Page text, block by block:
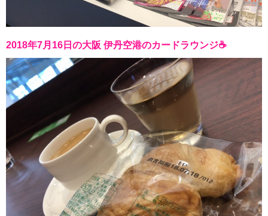
2018年7月16日の大阪 伊丹空港のカードラウンジ☕